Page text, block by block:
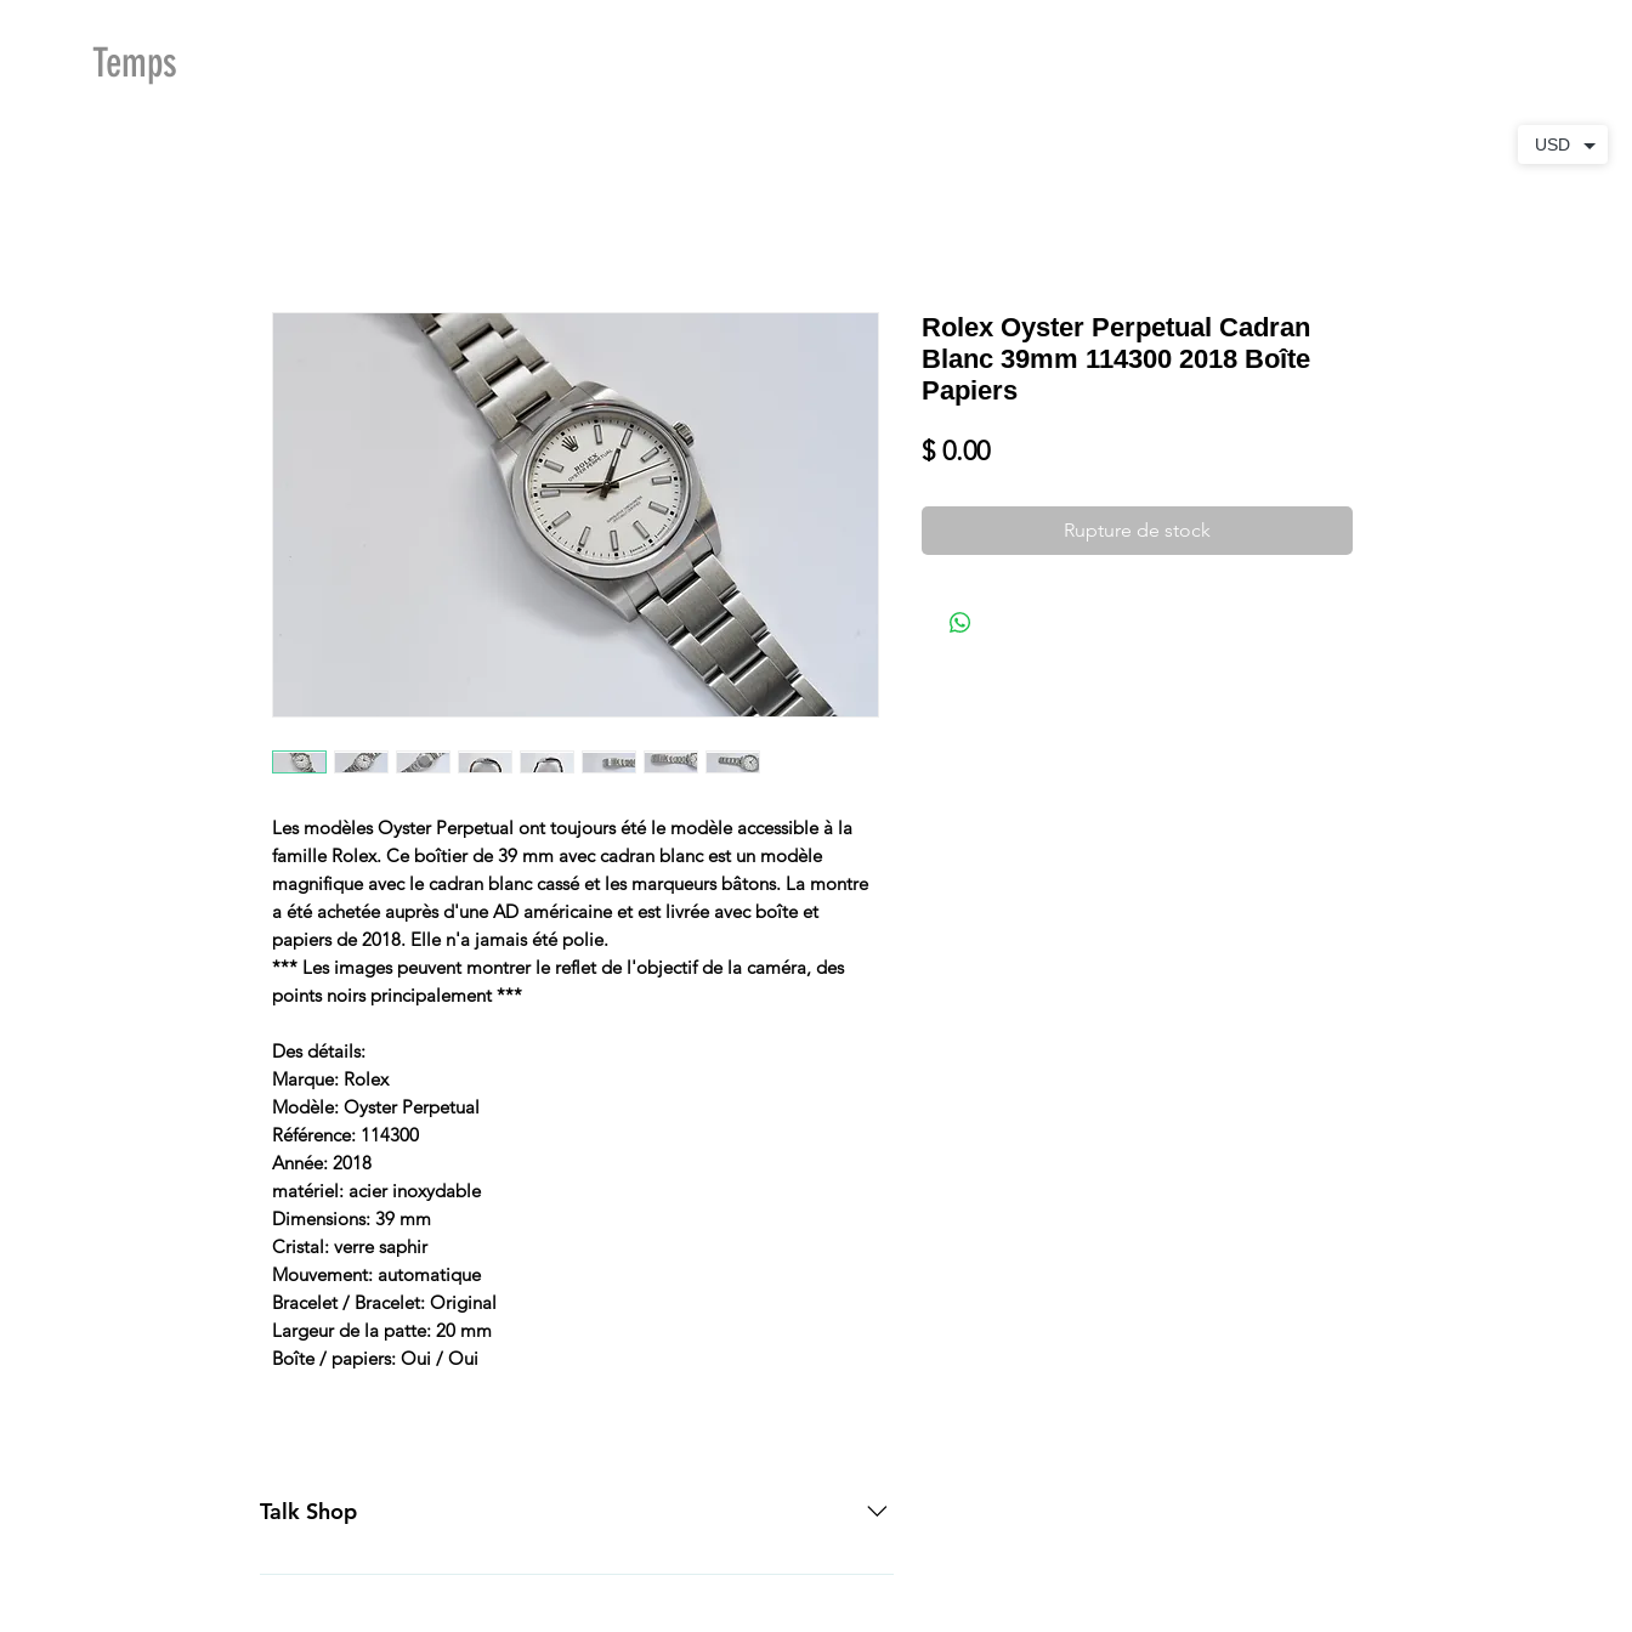
Temps
Les modèles Oyster Perpetual ont toujours été le modèle accessible à la
famille Rolex. Ce boîtier de 39 mm avec cadran blanc est un modèle
magnifique avec le cadran blanc cassé et les marqueurs bâtons. La montre
a été achetée auprès d'une AD américaine et est livrée avec boîte et
papiers de 2018. Elle n'a jamais été polie.
*** Les images peuvent montrer le reflet de l'objectif de la caméra, des
points noirs principalement ***
Des détails:
Marque: Rolex
Modèle: Oyster Perpetual
Référence: 114300
Année: 2018
matériel: acier inoxydable
Dimensions: 39 mm
Cristal: verre saphir
Mouvement: automatique
Bracelet / Bracelet: Original
Largeur de la patte: 20 mm
Boîte / papiers: Oui / Oui
Rolex Oyster Perpetual Cadran
Blanc 39mm 114300 2018 Boîte
Papiers
$ 0.00Prix
Rupture de stock
Talk Shop
All our prices are displayed in USD Each individual piece comes with a 5-
USD